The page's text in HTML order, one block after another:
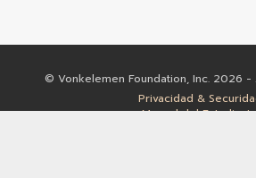
© Vonkelemen Foundation, Inc. 2026
Privacidad &
Manual del